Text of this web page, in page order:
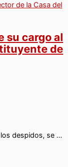
de la Casa del
su cargo al
de
despidos, se …